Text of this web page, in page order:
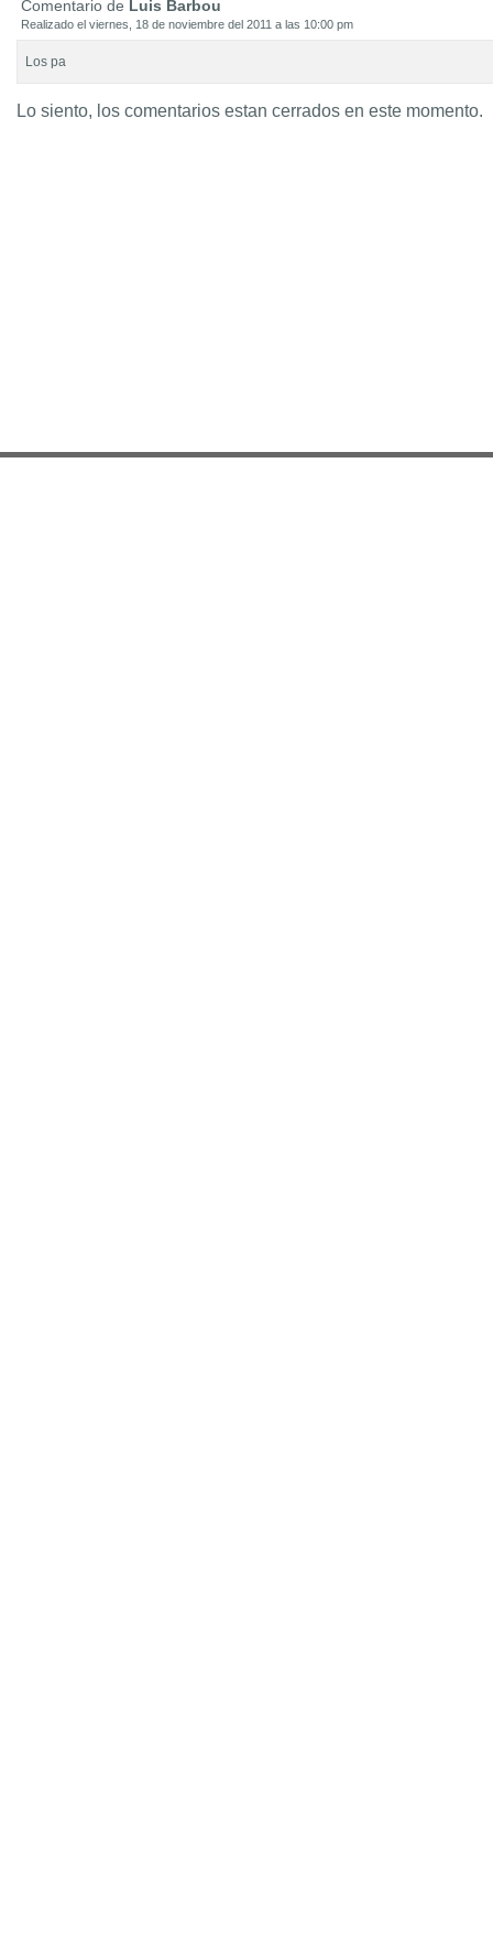
Comentario de Luis Barbou
Realizado el viernes, 18 de noviembre del 2011 a las 10:00 pm
Los pa
Lo siento, los comentarios estan cerrados en este momento.